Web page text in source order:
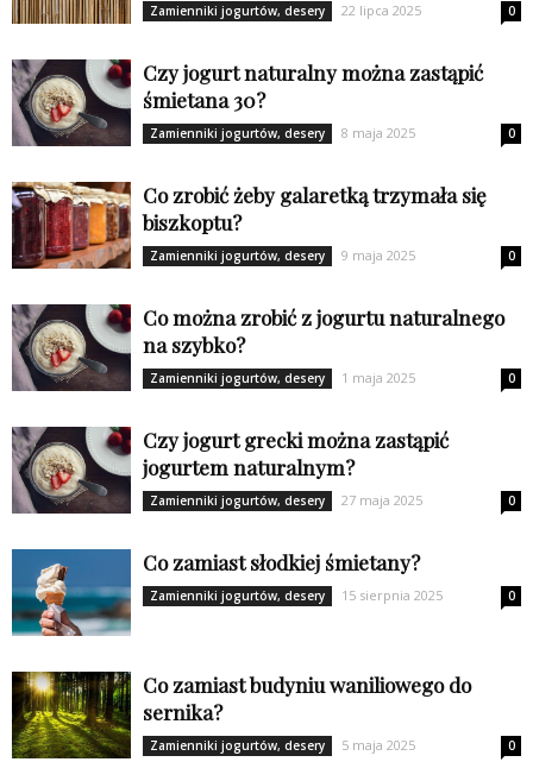
Zamienniki jogurtów, desery 22 lipca 2025 0
Czy jogurt naturalny można zastąpić
śmietana 30?
Zamienniki jogurtów, desery 8 maja 2025 0
Co zrobić żeby galaretką trzymała się
biszkoptu?
Zamienniki jogurtów, desery 9 maja 2025 0
Co można zrobić z jogurtu naturalnego
na szybko?
Zamienniki jogurtów, desery 1 maja 2025 0
Czy jogurt grecki można zastąpić
jogurtem naturalnym?
Zamienniki jogurtów, desery 27 maja 2025 0
Co zamiast słodkiej śmietany?
Zamienniki jogurtów, desery 15 sierpnia 2025 0
Co zamiast budyniu waniliowego do
sernika?
Zamienniki jogurtów, desery 5 maja 2025 0